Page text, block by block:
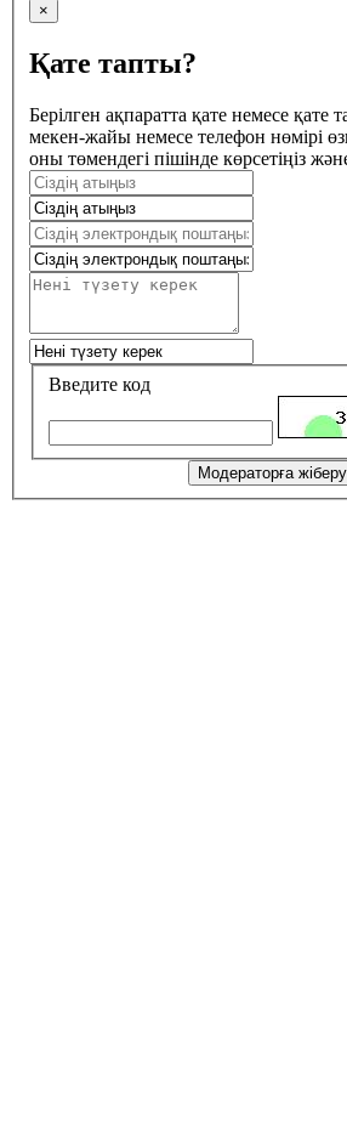
×
Қате тапты?
Берілген ақпаратта қате немесе қате
мекен-жайы немесе телефон нөмірі
оны төмендегі пішінде көрсетіңіз
Введите код
Модераторға жіберу